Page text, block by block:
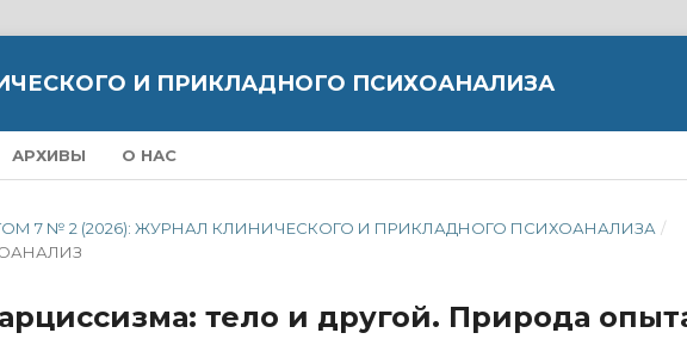
И ПРИКЛАДНОГО ПСИХОАНАЛИЗА
АРХИВЫ О НАС
7 № 2 (2026): ЖУРНАЛ КЛИНИЧЕСКОГО И ПРИКЛАДНОГО ПСИХОАНАЛИЗА /
тело и другой. Природа